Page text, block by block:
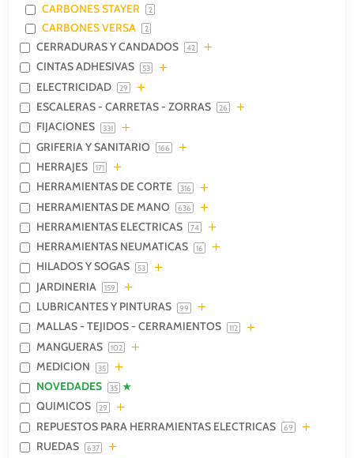
CARBONES STAYER 2
CARBONES VERSA 2
CERRADURAS Y CANDADOS 42
CINTAS ADHESIVAS 53
ELECTRICIDAD 29
ESCALERAS - CARRETAS - ZORRAS 26
FIJACIONES 331
GRIFERIA Y SANITARIO 166
HERRAJES 171
HERRAMIENTAS DE CORTE 316
HERRAMIENTAS DE MANO 636
HERRAMIENTAS ELECTRICAS 74
HERRAMIENTAS NEUMATICAS 16
HILADOS Y SOGAS 53
JARDINERIA 159
LUBRICANTES Y PINTURAS 99
MALLAS - TEJIDOS - CERRAMIENTOS 112
MANGUERAS 102
MEDICION 35
NOVEDADES 35
QUIMICOS 29
REPUESTOS PARA HERRAMIENTAS ELECTRICAS 69
RUEDAS 637